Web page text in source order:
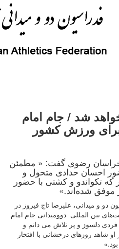
شد / جام امام
ورزش کشور
رضوی گفت:‌ « مطمئن
احسان حدادی متحول و
تکواندو و کشتی با حضور
موفق شده‌اند.»
و میدانی، علیرضا تاج فیروز در
بین المللی دوومیدانی جام امام
دلسوز و پر تلاش می دانم و
شاهد روز‌های درخشانی با افتخار